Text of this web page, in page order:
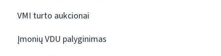
VMI turto aukcionai
Įmonių VDU palyginimas